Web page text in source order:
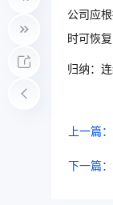
公司应
时可恢复
归纳：
上一篇
下一篇